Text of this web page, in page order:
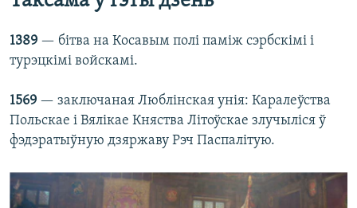
1389 — бітва на Косавым полі паміж сэрбскімі і
турэцкімі войскамі.
1569 — заключаная Люблінская унія: Каралеўства
Польскае і Вялікае Княства Літоўскае злучыліся ў
фэдэратыўную дзяржаву Рэч Паспалітую.